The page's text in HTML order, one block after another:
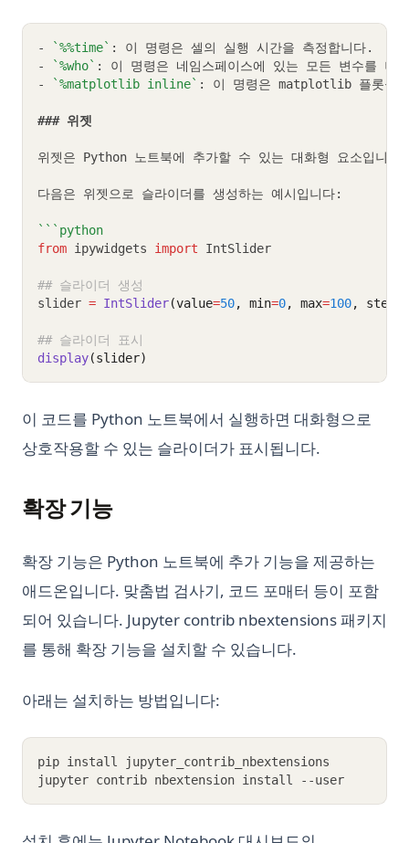
- `%%time` : 이 명령은 셀의 실행 시간을 측정합니다.
-
`%who` : 이 명령은 네임스페이스에 있는 모든 변수를 나
-
`%matplotlib inline` : 이 명령은 matplotlib 플롯을
### 위젯
위젯은 Python 노트북에 추가할 수 있는 대화형 요소입니
다음은 위젯으로 슬라이더를 생성하는 예시입니다:
```python
from ipywidgets import IntSlider
## 슬라이더 생성
slider = IntSlider(value=50, min=0, max=100, step
## 슬라이더 표시
display(slider)
이 코드를 Python 노트북에서 실행하면 대화형으로
상호작용할 수 있는 슬라이더가 표시됩니다.
확장 기능
확장 기능은 Python 노트북에 추가 기능을 제공하는
애드온입니다. 맞춤법 검사기, 코드 포매터 등이 포함
되어 있습니다. Jupyter contrib nbextensions 패키지
를 통해 확장 기능을 설치할 수 있습니다.
아래는 설치하는 방법입니다:
pip install jupyter_contrib_nbextensions
jupyter contrib nbextension install --user